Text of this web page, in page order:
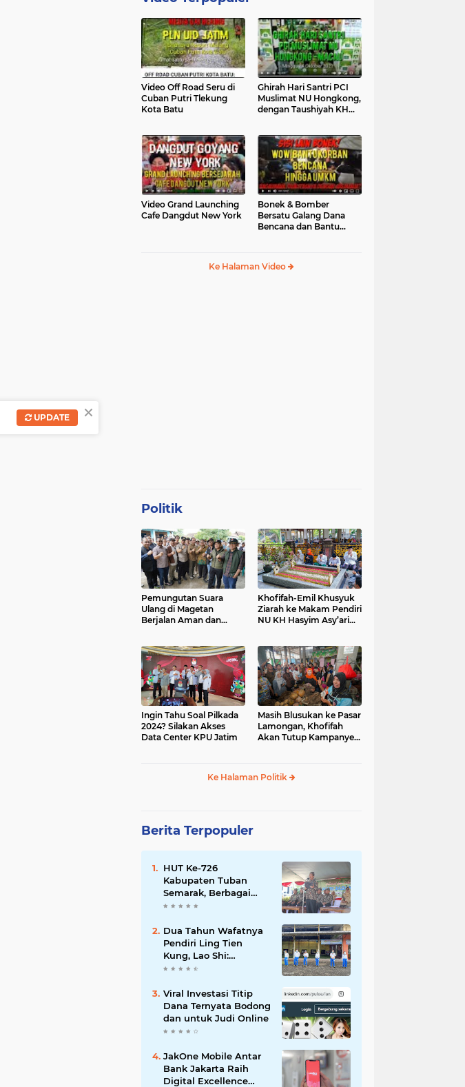
Video Off Road Seru di
Cuban Putri Tlekung
Kota Batu
Ghirah Hari Santri PCI
Muslimat NU Hongkong,
dengan Taushiyah KH
Video Grand Launching
Cafe Dangdut New York
Bonek & Bomber
Bersatu Galang Dana
Bencana dan Bantu
Ke Halaman Video
Politik
Pemungutan Suara
Ulang di Magetan
Berjalan Aman dan
Khofifah-Emil Khusyuk
Ziarah ke Makam Pendiri
NU KH Hasyim Asy’ari
Ingin Tahu Soal Pilkada
2024? Silakan Akses
Data Center KPU Jatim
Masih Blusukan ke Pasar
Lamongan, Khofifah
Akan Tutup Kampanye
Ke Halaman Politik
Berita Terpopuler
HUT Ke-726
Kabupaten Tuban
Semarak, Berbagai
Prestasinya Pun
Dua Tahun Wafatnya
Pendiri Ling Tien
Kung, Lao Shi:
Amanah Harus Kita
Viral Investasi Titip
Dana Ternyata Bodong
dan untuk Judi Online
JakOne Mobile Antar
Bank Jakarta Raih
Digital Excellence
×
UPDATE